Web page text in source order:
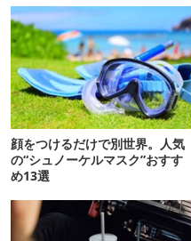
顔をつけるだけで別世界。人気
の“シュノーケルマスク”おすす
め13選